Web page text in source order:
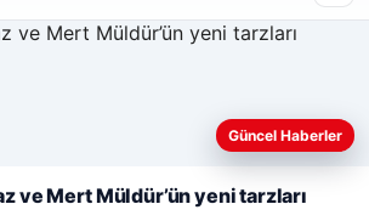
Güncel Haberler
daha iyi anlayabilmek,Güncel Haberler
ve Mert Müldür’ün yeni tarzları